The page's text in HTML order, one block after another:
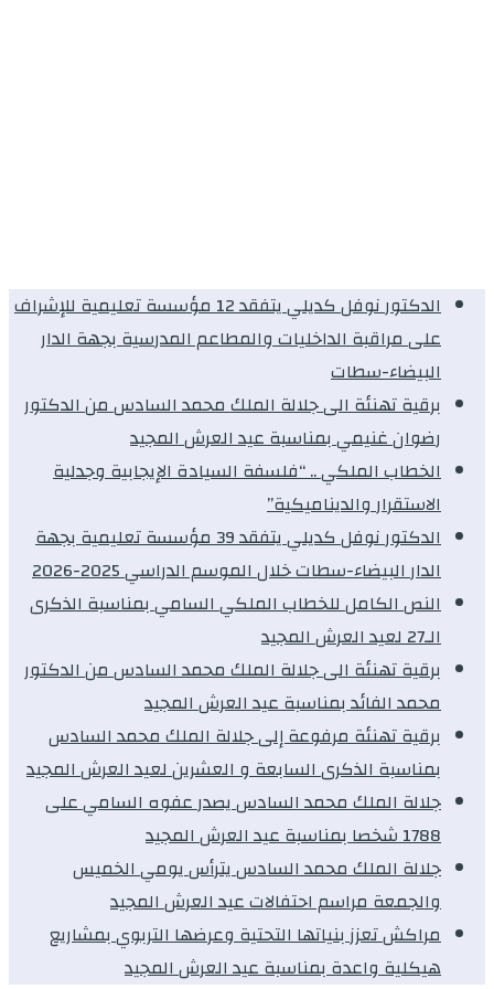
الدكتور نوفل كديلي يتفقد 12 مؤسسة تعليمية للإشراف
على مراقبة الداخليات والمطاعم المدرسية بجهة الدار
البيضاء-سطات
برقية تهنئة الى جلالة الملك محمد السادس من الدكتور
رضوان غنيمي بمناسبة عيد العرش المجيد
الخطاب الملكي .. “فلسفة السيادة الإيجابية وجدلية
الاستقرار والديناميكية”
الدكتور نوفل كديلي يتفقد 39 مؤسسة تعليمية بجهة
الدار البيضاء-سطات خلال الموسم الدراسي 2025-2026
النص الكامل للخطاب الملكي السامي بمناسبة الذكرى
الـ27 لعيد العرش المجيد
برقية تهنئة الى جلالة الملك محمد السادس من الدكتور
محمد الفائد بمناسبة عيد العرش المجيد
برقية تهنئة مرفوعة إلى جلالة الملك محمد السادس
بمناسبة الذكرى السابعة و العشرين لعيد العرش المجيد
جلالة الملك محمد السادس يصدر عفوه السامي على
1788 شخصا بمناسبة عيد العرش المجيد
جلالة الملك محمد السادس يترأس يومي الخميس
والجمعة مراسم احتفالات عيد العرش المجيد
مراكش تعزز بنياتها التحتية وعرضها التربوي بمشاريع
هيكلية واعدة بمناسبة عيد العرش المجيد